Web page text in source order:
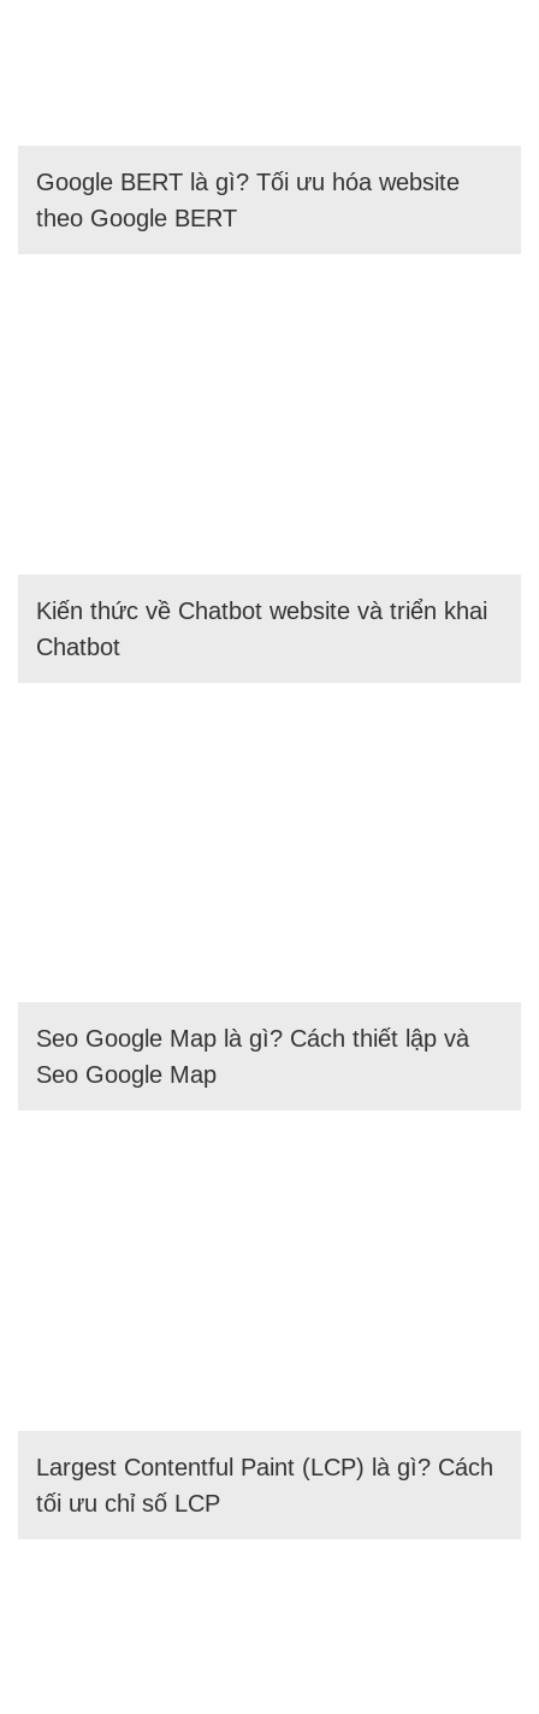
Google BERT là gì? Tối ưu hóa website
theo Google BERT
Kiến thức về Chatbot website và triển khai
Chatbot
Seo Google Map là gì? Cách thiết lập và
Seo Google Map
Largest Contentful Paint (LCP) là gì? Cách
tối ưu chỉ số LCP